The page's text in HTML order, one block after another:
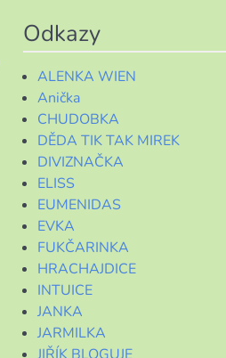
Odkazy
ALENKA WIEN
Anička
CHUDOBKA
DĚDA TIK TAK MIREK
DIVIZNAČKA
ELISS
EUMENIDAS
EVKA
FUKČARINKA
HRACHAJDICE
INTUICE
JANKA
JARMILKA